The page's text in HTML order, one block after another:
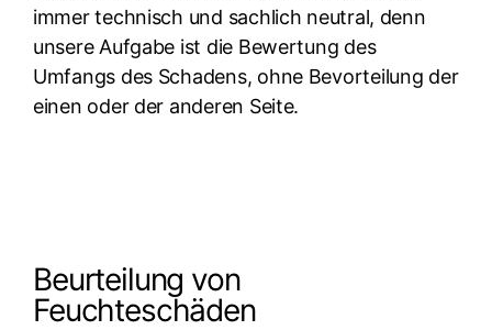
immer technisch und sachlich neutral, denn
unsere Aufgabe ist die Bewertung des
Umfangs des Schadens, ohne Bevorteilung der
einen oder der anderen Seite.
Beurteilung von
Feuchteschäden